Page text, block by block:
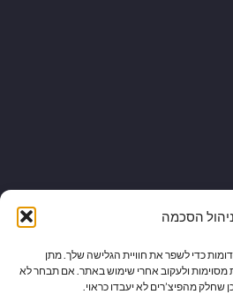
ניהול הסכמה
כדי לשפר את חוויית הגלישה שלך. מתן
מסוימות ולעקוב אחרי שימוש באתר. אם תבחר לא
מהפיצ’רים לא יעבדו כראוי.